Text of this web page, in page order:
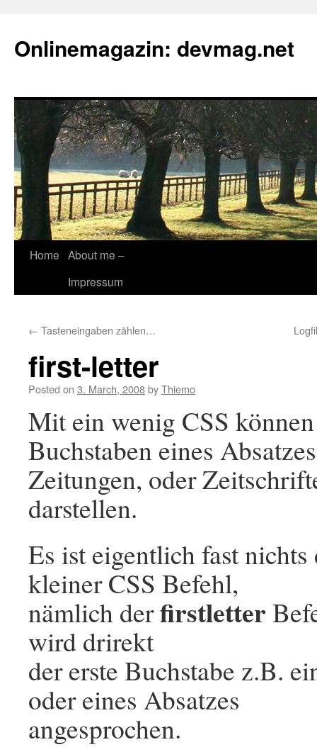
Onlinemagazin: devmag.net
Skip
Home About me –
Impressum
← Tasteneingaben zählen…
first-letter
Posted on 3. March, 2008byThiemo
Mit ein wenig CSS
Buchstaben eines
Zeitungen, oder
darstellen.
Es ist eigentlich fast
kleiner CSS Befehl,
nämlich derfirstletter
wird drirekt
der erste Buchstabe z.B.
oder eines Absatzes
angesprochen.